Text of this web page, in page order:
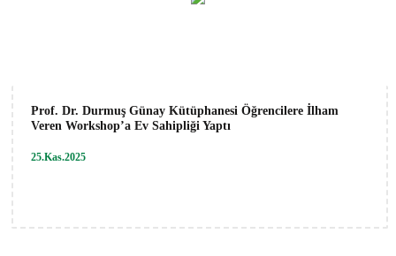
Prof. Dr. Durmuş Günay Kütüphanesi Öğrencilere İlham
Veren Workshop’a Ev Sahipliği Yaptı
25.Kas.2025